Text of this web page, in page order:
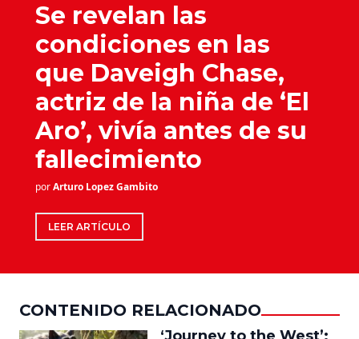
Se revelan las
condiciones en las
que Daveigh Chase,
actriz de la niña de ‘El
Aro’, vivía antes de su
fallecimiento
porArturo Lopez Gambito
LEER ARTÍCULO
CONTENIDO RELACIONADO